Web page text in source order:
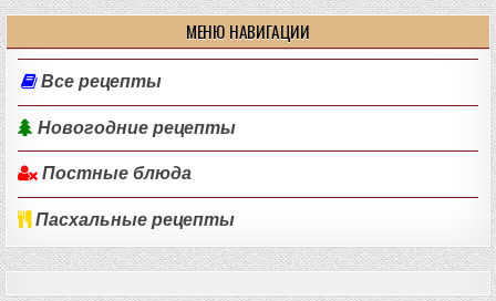
МЕНЮ НАВИГАЦИИ
Все рецепты
Новогодние рецепты
Постные блюда
Пасхальные рецепты